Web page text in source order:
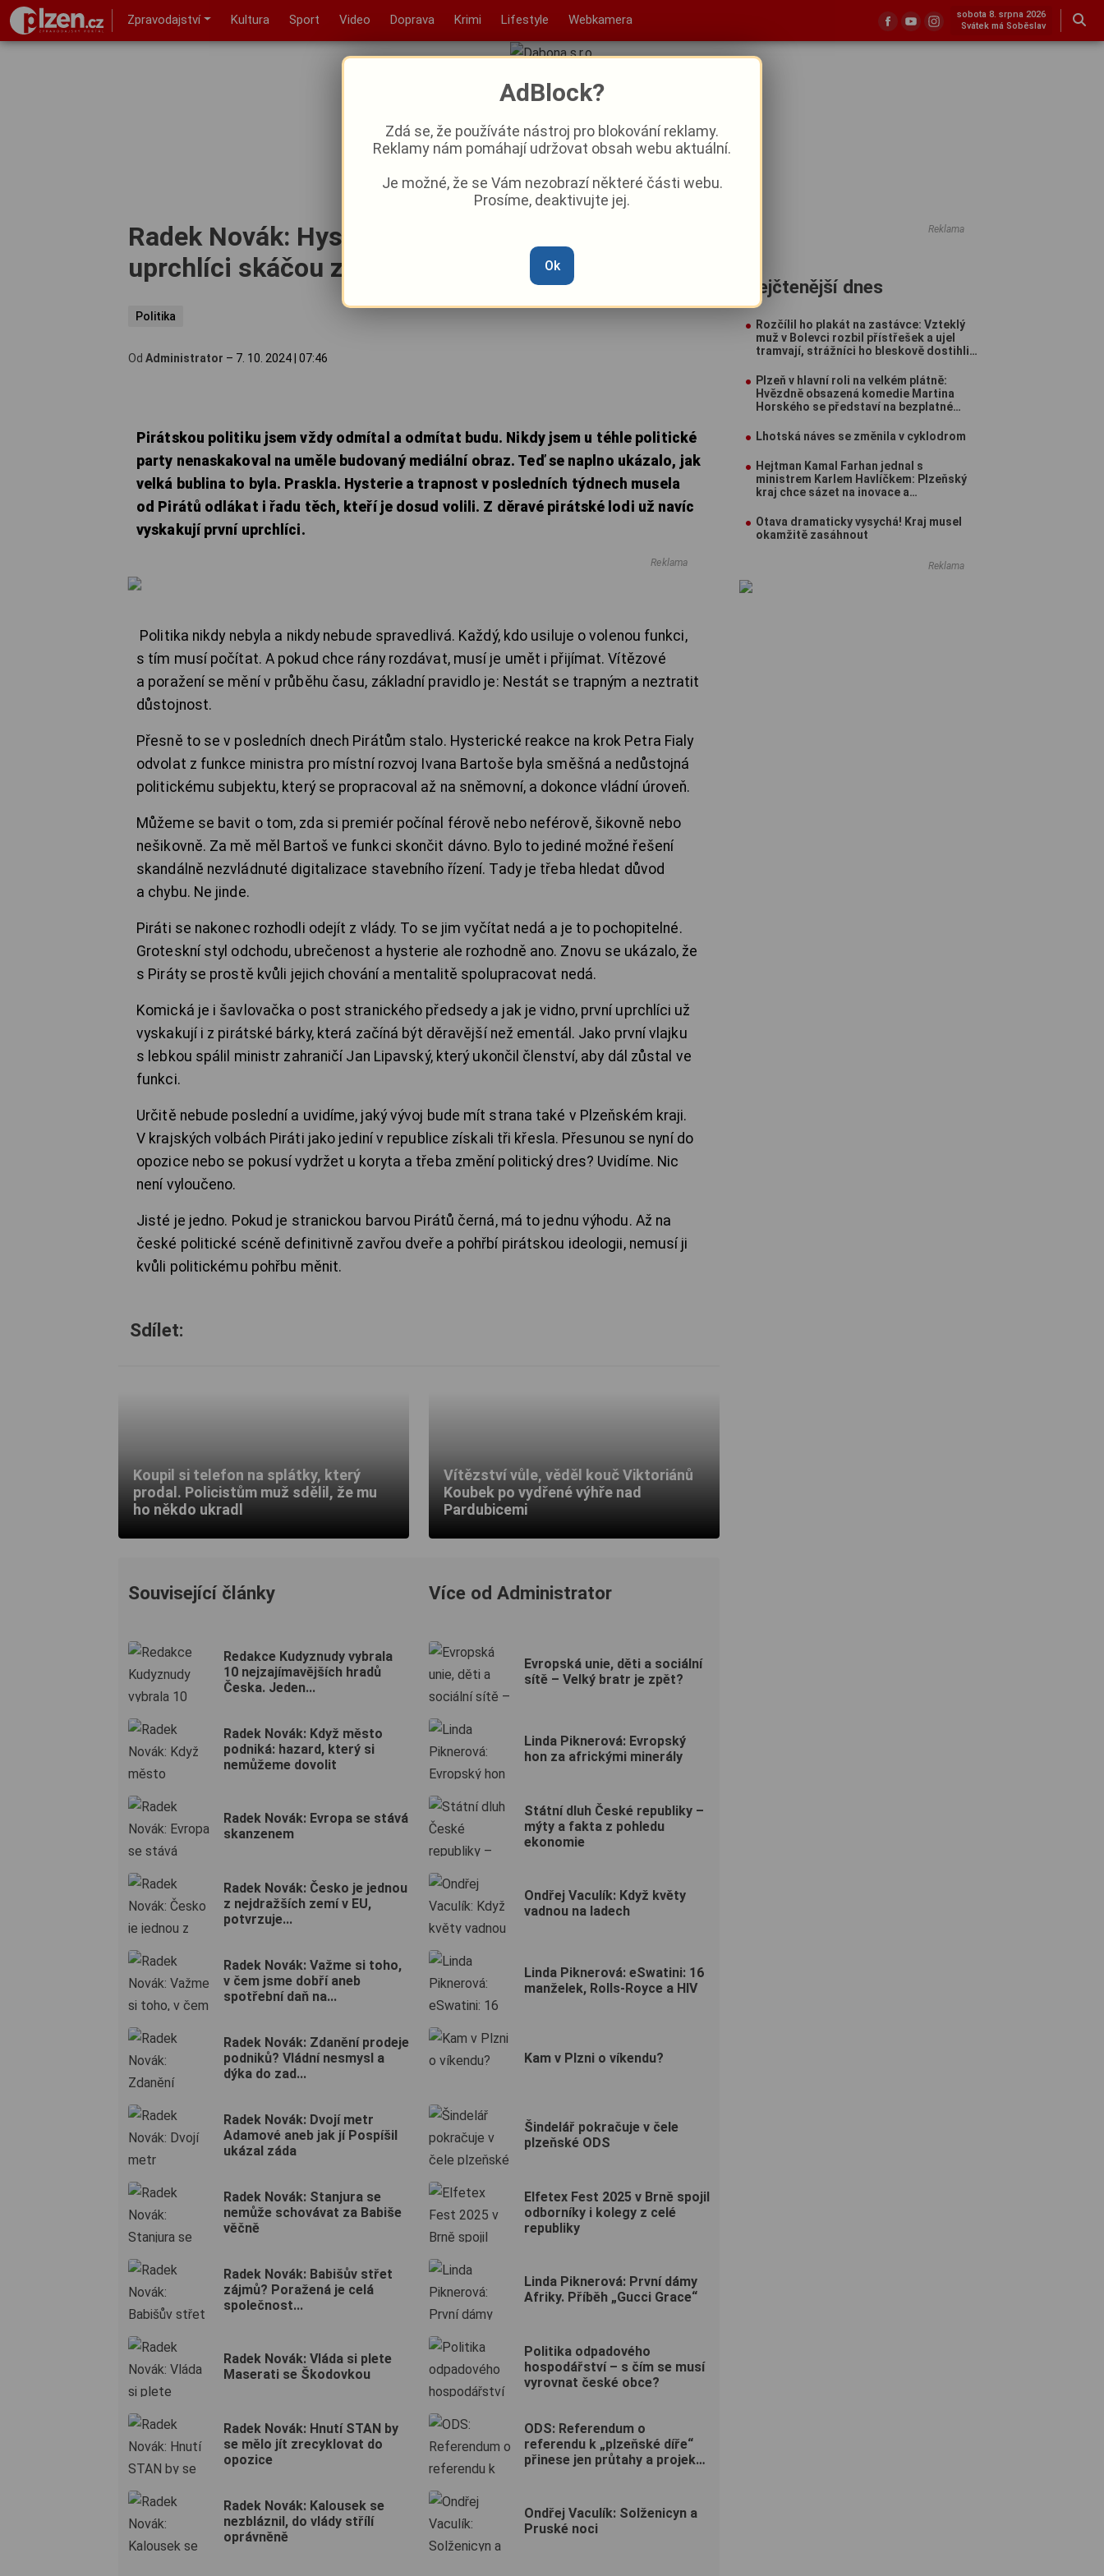
Zpravodajství Kultura Sport Video Doprava Krimi Lifestyle Webkamera
sobota 8. srpna 2026
Svátek má Soběslav
Radek Novák: Hysterie a směšnost pirátů, první
uprchlíci skáčou z lodi
Politika
Od Administrator – 7. 10. 2024 07:46
Pirátskou politiku jsem vždy odmítal a odmítat budu. Nikdy jsem u téhle politické
party nenaskakoval na uměle budovaný mediální obraz. Teď se naplno ukázalo, jak
velká bublina to byla. Praskla. Hysterie a trapnost v posledních týdnech musela
od Pirátů odlákat i řadu těch, kteří je dosud volili. Z děravé pirátské lodi už navíc
vyskakují první uprchlíci.
Reklama
Politika nikdy nebyla a nikdy nebude spravedlivá. Každý, kdo usiluje o volenou funkci,
s tím musí počítat. A pokud chce rány rozdávat, musí je umět i přijímat. Vítězové
a poražení se mění v průběhu času, základní pravidlo je: Nestát se trapným a neztratit
důstojnost.
Přesně to se v posledních dnech Pirátům stalo. Hysterické reakce na krok Petra Fialy
odvolat z funkce ministra pro místní rozvoj Ivana Bartoše byla směšná a nedůstojná
politickému subjektu, který se propracoval až na sněmovní, a dokonce vládní úroveň.
Můžeme se bavit o tom, zda si premiér počínal férově nebo neférově, šikovně nebo
nešikovně. Za mě měl Bartoš ve funkci skončit dávno. Bylo to jediné možné řešení
skandálně nezvládnuté digitalizace stavebního řízení. Tady je třeba hledat důvod
a chybu. Ne jinde.
Piráti se nakonec rozhodli odejít z vlády. To se jim vyčítat nedá a je to pochopitelné.
Groteskní styl odchodu, ubrečenost a hysterie ale rozhodně ano. Znovu se ukázalo, že
s Piráty se prostě kvůli jejich chování a mentalitě spolupracovat nedá.
Komická je i šavlovačka o post stranického předsedy a jak je vidno, první uprchlíci už
vyskakují i z pirátské bárky, která začíná být děravější než ementál. Jako první vlajku
s lebkou spálil ministr zahraničí Jan Lipavský, který ukončil členství, aby dál zůstal ve
funkci.
Určitě nebude poslední a uvidíme, jaký vývoj bude mít strana také v Plzeňském kraji.
V krajských volbách Piráti jako jediní v republice získali tři křesla. Přesunou se nyní do
opozice nebo se pokusí vydržet u koryta a třeba změní politický dres? Uvidíme. Nic
není vyloučeno.
Jisté je jedno. Pokud je stranickou barvou Pirátů černá, má to jednu výhodu. Až na
české politické scéně definitivně zavřou dveře a pohřbí pirátskou ideologii, nemusí ji
kvůli politickému pohřbu měnit.
Sdílet:
Koupil si telefon na splátky, který
prodal. Policistům muž sdělil, že mu
ho někdo ukradl
Vítězství vůle, věděl kouč Viktoriánů
Koubek po vydřené výhře nad
Pardubicemi
Související články
Redakce Kudyznudy vybrala
10 nejzajímavějších hradů
Česka. Jeden...
Radek Novák: Když město
podniká: hazard, který si
nemůžeme dovolit
Radek Novák: Evropa se stává
skanzenem
Radek Novák: Česko je jednou
z nejdražších zemí v EU,
potvrzuje...
Radek Novák: Važme si toho,
v čem jsme dobří aneb
spotřební daň na...
Radek Novák: Zdanění prodeje
podniků? Vládní nesmysl a
dýka do zad...
Radek Novák: Dvojí metr
Adamové aneb jak jí Pospíšil
ukázal záda
Radek Novák: Stanjura se
nemůže schovávat za Babiše
věčně
Radek Novák: Babišův střet
zájmů? Poražená je celá
společnost...
Radek Novák: Vláda si plete
Maserati se Škodovkou
Radek Novák: Hnutí STAN by
se mělo jít zrecyklovat do
opozice
Radek Novák: Kalousek se
nezbláznil, do vlády střílí
oprávněně
Více od Administrator
Evropská unie, děti a sociální
sítě – Velký bratr je zpět?
Linda Piknerová: Evropský
hon za africkými minerály
Státní dluh České republiky –
mýty a fakta z pohledu
ekonomie
Ondřej Vaculík: Když květy
vadnou na ladech
Linda Piknerová: eSwatini: 16
manželek, Rolls-Royce a HIV
Kam v Plzni o víkendu?
Šindelář pokračuje v čele
plzeňské ODS
Elfetex Fest 2025 v Brně spojil
odborníky i kolegy z celé
republiky
Linda Piknerová: První dámy
Afriky. Příběh „Gucci Grace“
Politika odpadového
hospodářství – s čím se musí
vyrovnat české obce?
ODS: Referendum o
referendu k „plzeňské díře“
přinese jen průtahy a projekt
Ondřej Vaculík: Solženicyn a
Pruské noci
Reklama
Nejčtenější dnes
Rozčílil ho plakát na zastávce: Vzteklý
muž v Bolevci rozbil přístřešek a ujel
tramvají, strážníci ho bleskově dostihli
Plzeň v hlavní roli na velkém plátně:
Hvězdně obsazená komedie Martina
Horského se představí na bezplatné
Lhotská náves se změnila v cyklodrom
Hejtman Kamal Farhan jednal s
ministrem Karlem Havlíčkem: Plzeňský
kraj chce sázet na inovace a
Otava dramaticky vysychá! Kraj musel
okamžitě zasáhnout
Reklama
AdBlock?
Zdá se, že používáte nástroj pro blokování reklamy.
Reklamy nám pomáhají udržovat obsah webu aktuální.
Je možné, že se Vám nezobrazí některé části webu.
Prosíme, deaktivujte jej.
Ok